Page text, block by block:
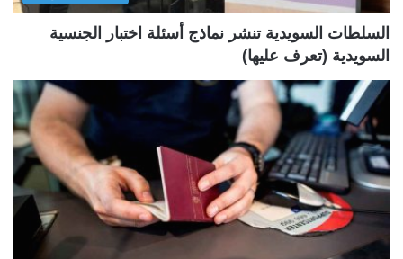
ة
السلطات السويدية تنشر نماذج أسئلة اختبار الجنسية
السويدية (تعرف عليها)